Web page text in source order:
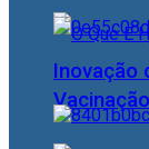
Inovação